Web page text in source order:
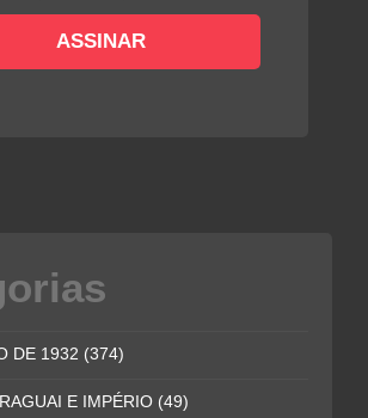
DE 1932 (374)
E IMPÉRIO (49)